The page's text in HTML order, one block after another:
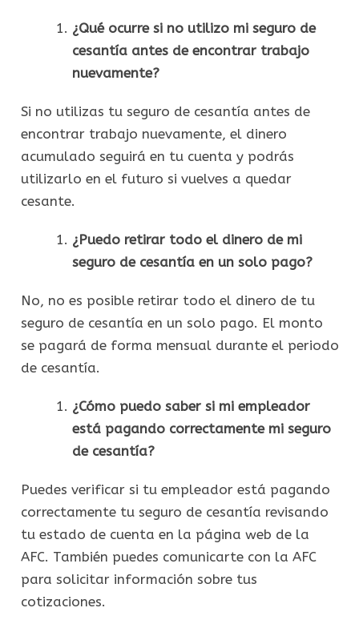
¿Qué ocurre si no utilizo mi seguro de
cesantía antes de encontrar trabajo
nuevamente?
Si no utilizas tu seguro de cesantía antes de
encontrar trabajo nuevamente, el dinero
acumulado seguirá en tu cuenta y podrás
utilizarlo en el futuro si vuelves a quedar
cesante.
¿Puedo retirar todo el dinero de mi
seguro de cesantía en un solo pago?
No, no es posible retirar todo el dinero de tu
seguro de cesantía en un solo pago. El monto
se pagará de forma mensual durante el periodo
de cesantía.
¿Cómo puedo saber si mi empleador
está pagando correctamente mi seguro
de cesantía?
Puedes verificar si tu empleador está pagando
correctamente tu seguro de cesantía revisando
tu estado de cuenta en la página web de la
AFC. También puedes comunicarte con la AFC
para solicitar información sobre tus
cotizaciones.